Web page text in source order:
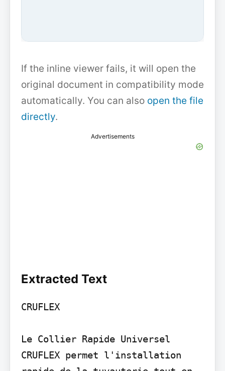
If the inline viewer fails, it will open the
original document in compatibility mode
automatically. You can also open the file
directly.
Advertisements
Extracted Text
CRUFLEX
Le Collier Rapide Universel
CRUFLEX permet l'installation